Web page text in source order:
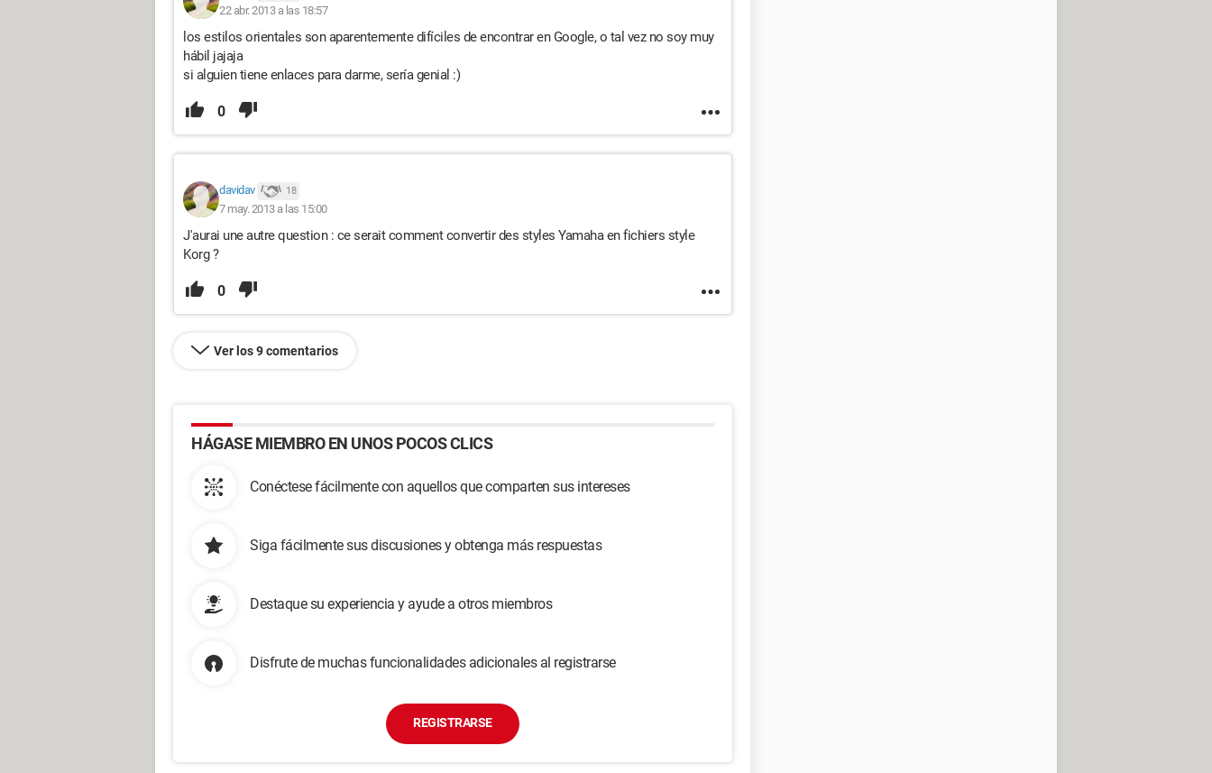
22 abr. 2013 a las 18:57
los estilos orientales son aparentemente difíciles de encontrar en Google, o tal vez no soy muy
hábil jajaja
si alguien tiene enlaces para darme, sería genial :)
0
davidav 18
7 may. 2013 a las 15:00
J'aurai une autre question : ce serait comment convertir des styles Yamaha en fichiers style
Korg ?
0
Ver los 9 comentarios
HÁGASE MIEMBRO EN UNOS POCOS CLICS
Conéctese fácilmente con aquellos que comparten sus intereses
Siga fácilmente sus discusiones y obtenga más respuestas
Destaque su experiencia y ayude a otros miembros
Disfrute de muchas funcionalidades adicionales al registrarse
REGISTRARSE